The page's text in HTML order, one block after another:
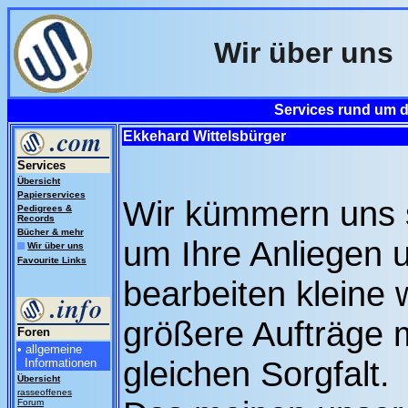
Wir über uns
Services rund um
Services
Übersicht
Papierservices
Pedigrees &
Records
Bücher & mehr
Wir über uns
Favourite Links
Foren
• allgemeine
Informationen
Übersicht
rasseoffenes
Forum
Ekkehard Wittelsbürger
Wir kümmern uns
um Ihre Anliegen
bearbeiten kleine
größere Aufträge
gleichen Sorgfalt.